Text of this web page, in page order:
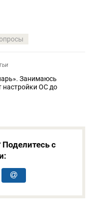
Занимаюсь
настройки ОС до
Поделитесь с